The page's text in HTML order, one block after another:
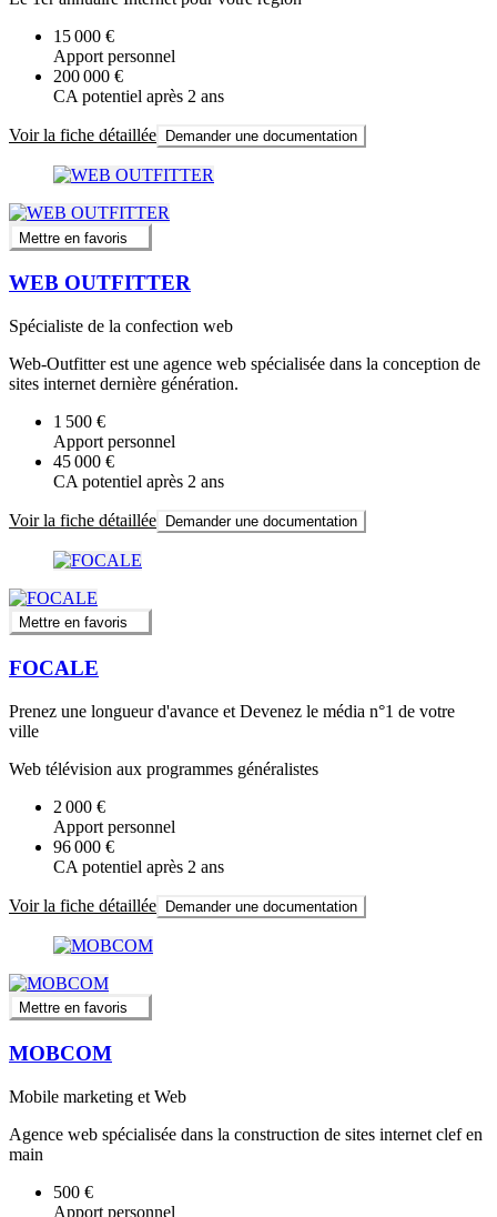
15 000 €
Apport personnel
200 000 €
CA potentiel après 2 ans
Voir la fiche détaillée Demander une documentation
Mettre en favoris
WEB OUTFITTER
Spécialiste de la confection web
Web-Outfitter est une agence web spécialisée dans la conception de
sites internet dernière génération.
1 500 €
Apport personnel
45 000 €
CA potentiel après 2 ans
Voir la fiche détaillée Demander une documentation
Mettre en favoris
FOCALE
Prenez une longueur d'avance et Devenez le média n°1 de votre
ville
Web télévision aux programmes généralistes
2 000 €
Apport personnel
96 000 €
CA potentiel après 2 ans
Voir la fiche détaillée Demander une documentation
Mettre en favoris
MOBCOM
Mobile marketing et Web
Agence web spécialisée dans la construction de sites internet clef en
main
500 €
Apport personnel